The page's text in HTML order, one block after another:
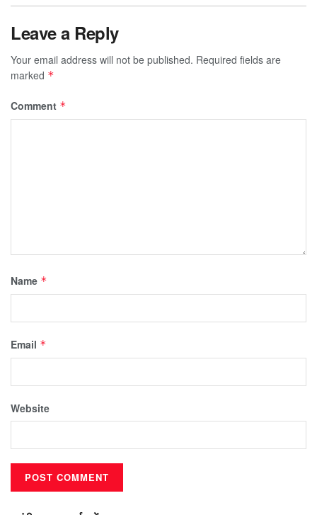
Leave a Reply
Your email address will not be published. Required fields are
marked *
Comment *
Name *
Email *
Website